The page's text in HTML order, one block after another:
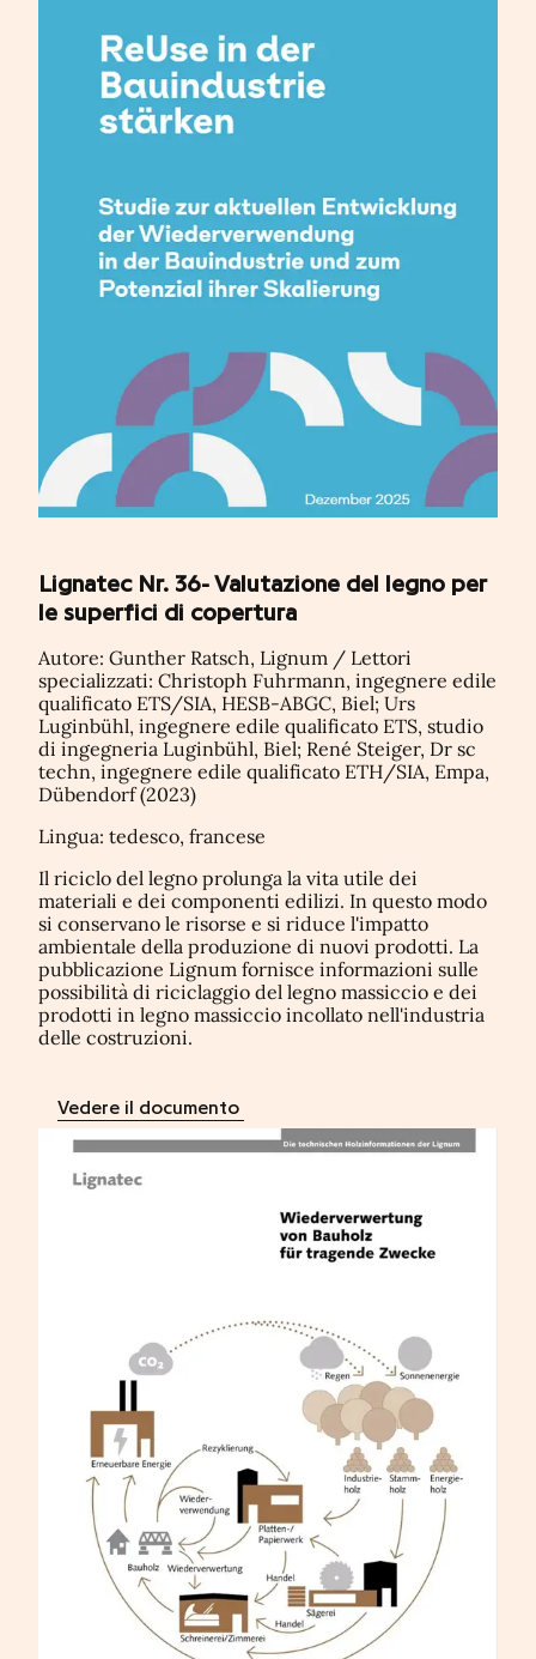
Lignatec Nr. 36- Valutazione del legno per
le superfici di copertura
Autore: Gunther Ratsch, Lignum / Lettori
specializzati: Christoph Fuhrmann, ingegnere edile
qualificato ETS/SIA, HESB-ABGC, Biel; Urs
Luginbühl, ingegnere edile qualificato ETS, studio
di ingegneria Luginbühl, Biel; René Steiger, Dr sc
techn, ingegnere edile qualificato ETH/SIA, Empa,
Dübendorf (2023)
Lingua: tedesco, francese
Il riciclo del legno prolunga la vita utile dei
materiali e dei componenti edilizi. In questo modo
si conservano le risorse e si riduce l'impatto
ambientale della produzione di nuovi prodotti. La
pubblicazione Lignum fornisce informazioni sulle
possibilità di riciclaggio del legno massiccio e dei
prodotti in legno massiccio incollato nell'industria
delle costruzioni.
Vedere il documento